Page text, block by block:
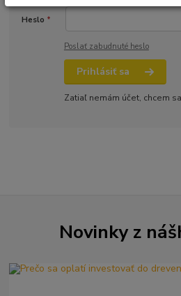
Heslo *
Poslať zabudnuté heslo
Prihlásiť sa
Zatiaľ nemám účet, chcem sa
Novinky z